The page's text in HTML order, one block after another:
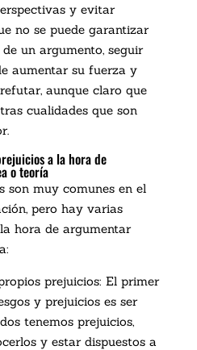
y evitar
no se puede garantizar
un argumento, seguir
aumentar su fuerza y
aunque claro que
cualidades que son
a la hora de
o teoría
son muy comunes en el
pero hay varias
hora de argumentar
prejuicios: El primer
y prejuicios es ser
tenemos prejuicios,
y estar dispuestos a